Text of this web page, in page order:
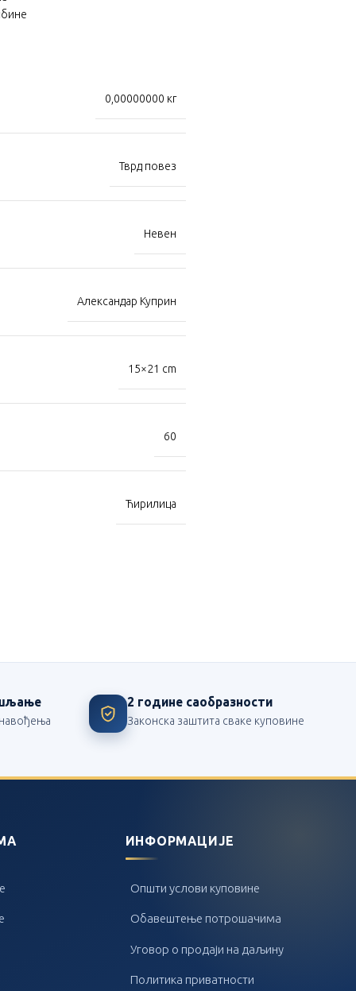
0,00000000 кг
Тврд повез
Невен
Александар Куприн
15×21 cm
60
Ћирилица
2 године саобразности
Законска заштита сваке куповине
ИНФОРМАЦИЈЕ
Општи услови куповине
Обавештење потрошачима
Уговор о продаји на даљину
Политика приватности